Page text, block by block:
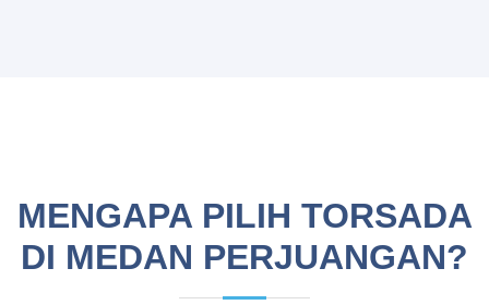
MENGAPA PILIH TORSADA
DI MEDAN PERJUANGAN?